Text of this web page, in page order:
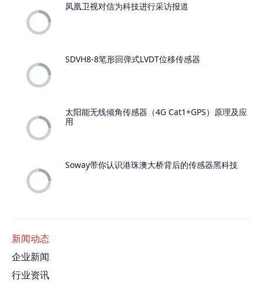
凤凰卫视对信为科技进行采访报道
SDVH8-8笔形回弹式LVDT位移传感器
太阳能无线倾角传感器（4G Cat1+GPS）原理及应
用
Soway带你认识港珠澳大桥背后的传感器黑科技
新闻动态
企业新闻
行业资讯